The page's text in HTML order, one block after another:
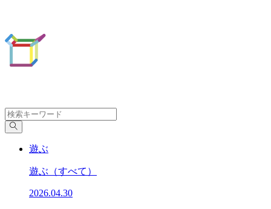
遊ぶ
遊ぶ （すべて）
2026.04.30